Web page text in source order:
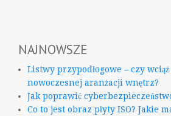
NAJNOWSZE
Listwy przypodłogowe – czy
nowoczesnej aranżacji wnętrz?
Jak poprawić
Co to jest obraz płyty ISO? Jakie